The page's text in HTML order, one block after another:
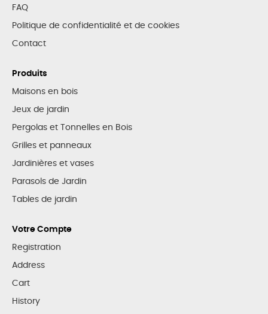
FAQ
Politique de confidentialité et de cookies
Contact
Produits
Maisons en bois
Jeux de jardin
Pergolas et Tonnelles en Bois
Grilles et panneaux
Jardinières et vases
Parasols de Jardin
Tables de jardin
Votre Compte
Registration
Address
Cart
History